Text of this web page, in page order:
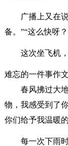
广播上又在
备。”“这么快呀
这次坐飞机
难忘的一件事作
春风拂过大
物，我感受到了
你们给予我温暖的
每一次下雨